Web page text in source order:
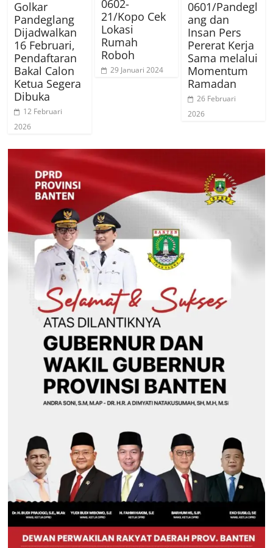
Golkar
Pandeglang
Dijadwalkan
16 Februari,
Pendaftaran
Bakal Calon
Ketua Segera
Dibuka
12 Februari
2026
0602-
21/Kopo Cek
Lokasi
Rumah
Roboh
29 Januari 2024
0601/Pandegl
ang dan
Insan Pers
Pererat Kerja
Sama melalui
Momentum
Ramadan
26 Februari
2026